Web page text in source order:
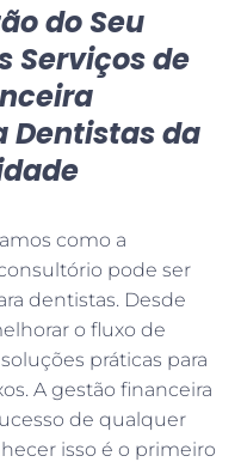
do Seu
Serviços de
Dentistas da
como a
pode ser
dentistas. Desde
o fluxo de
práticas para
A gestão financeira
de qualquer
isso é o primeiro